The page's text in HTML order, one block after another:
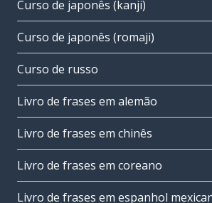
Curso de japonês (kanji)
Curso de japonês (romaji)
Curso de russo
Livro de frases em alemão
Livro de frases em chinês
Livro de frases em coreano
Livro de frases em espanhol